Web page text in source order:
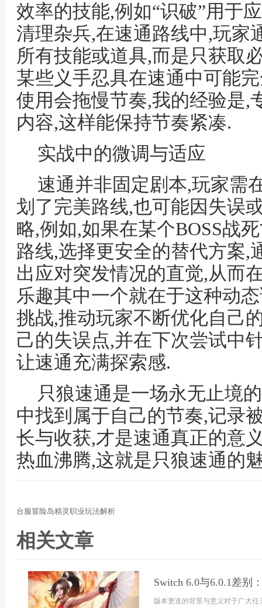
效率的技能,例如“识破”用于
清理杂兵,在速通路线中,玩家
所有技能或道具,而是只获取
某些义手忍具在速通中可能
使用会拖慢节奏,我的经验是,
内容,这样能保持节奏紧凑.
实战中的微调与适应
速通并非固定剧本,玩家需
划了完美路线,也可能因失误
略,例如,如果在某个BOSS战
路线,选择更安全的替代方案,
出应对突发情况的直觉,从而
乐趣其中一个就在于这种动
挑战,推动玩家不断优化自己
己的失误点,并在下次尝试中
让速通充满探索感.
只狼速通是一场永无止境
中找到属于自己的节奏,记录
长与收获,才是速通真正的意
热血沸腾,这就是只狼速通的
台服冒险岛精灵职业玩法解析
相关文章
Switch 6.0与6.0.1差别
版本更迭的背景与意义对于广大